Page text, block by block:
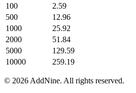
100
2.59
500
12.96
1000
25.92
2000
51.84
5000
129.59
10000
259.19
© 2026 AddNine. All rights reserved.